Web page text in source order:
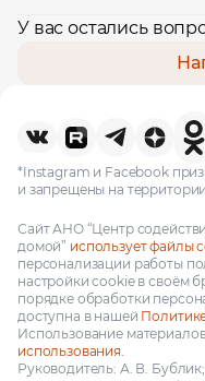
У вас остались
*Instagram и Facebook
и запрещены на
Сайт АНО “Центр
домой” использует файлы
персонализации работы
настройки cookie в своём
порядке обработки
доступна в нашей
Использование
использования.
Руководитель: А. В.